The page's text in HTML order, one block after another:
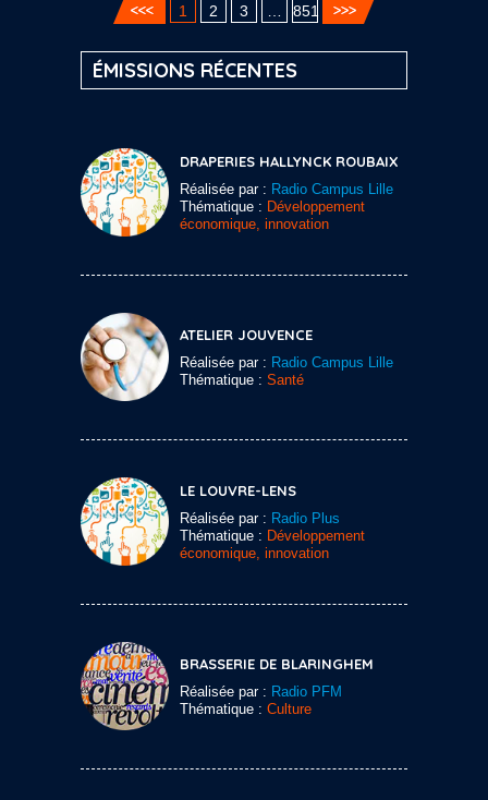
1 2 3 851
ÉMISSIONS RÉCENTES
DRAPERIES HALLYNCK ROUBAIX
Réalisée par : Radio Campus Lille
Thématique : Développement
économique, innovation
ATELIER JOUVENCE
Réalisée par : Radio Campus Lille
Thématique : Santé
LE LOUVRE-LENS
Réalisée par : Radio Plus
Thématique : Développement
économique, innovation
BRASSERIE DE BLARINGHEM
Réalisée par : Radio PFM
Thématique : Culture